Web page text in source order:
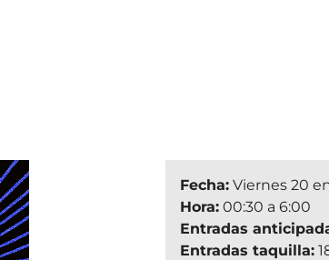
Fecha:Viernes 20
Hora:00:30 a 6:00
Entradas
Entradas taquilla: